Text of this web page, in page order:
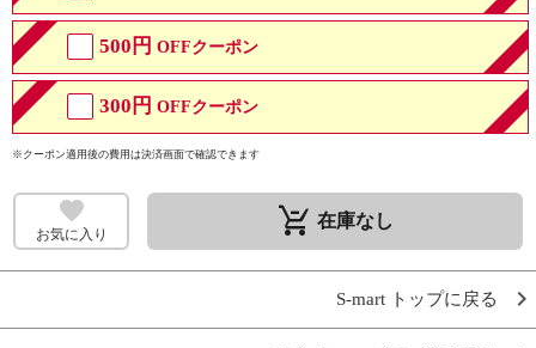
500円 OFFクーポン
300円 OFFクーポン
※クーポン適用後の費用は決済画面で確認できます
お気に入り remove_shopping_cart 在庫なし
S-mart トップに戻る